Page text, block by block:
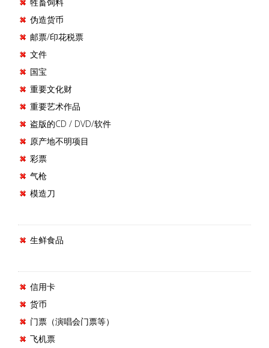
伪造货币
邮票/印花税票
文件
国宝
重要文化财
重要艺术作品
盗版的CD / DVD/软件
原产地不明项目
彩票
气枪
模造刀
生鲜食品
信用卡
货币
门票（演唱会门票等）
飞机票